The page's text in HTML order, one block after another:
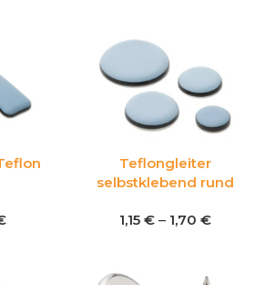
Teflongleiter
selbstklebend rund
1,15 € – 1,70 €